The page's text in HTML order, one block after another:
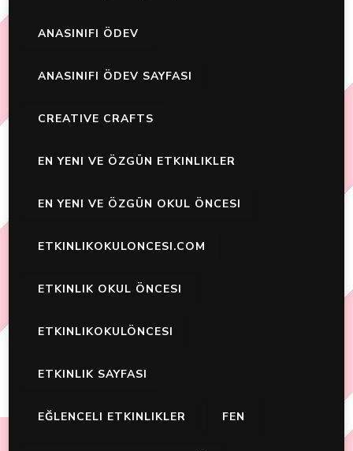
ANASINIFI ÖDEV
ANASINIFI ÖDEV SAYFASI
CREATIVE CRAFTS
EN YENI VE ÖZGÜN ETKINLIKLER
EN YENI VE ÖZGÜN OKUL ÖNCESI
ETKINLIKOKULONCESI.COM
ETKINLIK OKUL ÖNCESI
ETKINLIKOKULÖNCESI
ETKINLIK SAYFASI
EĞLENCELI ETKINLIKLER FEN